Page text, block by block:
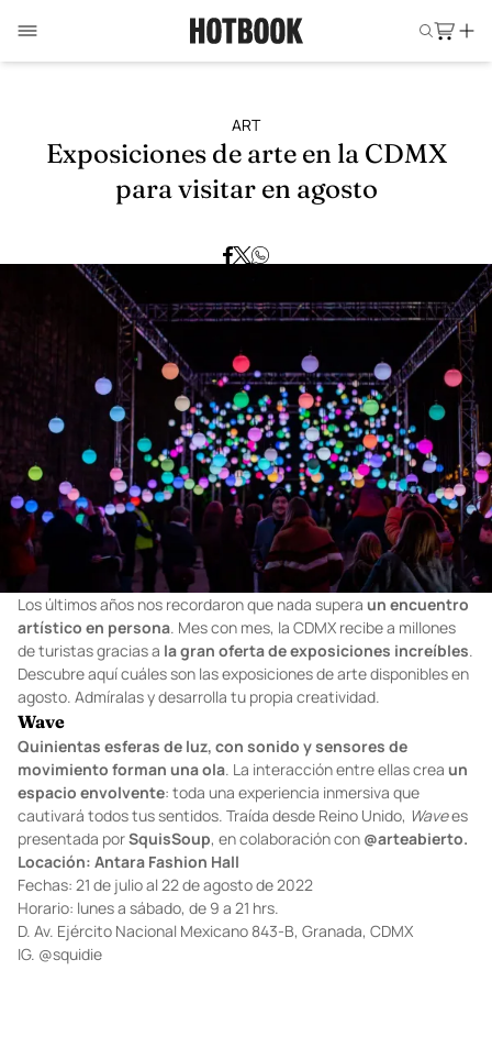
ART
Exposiciones de arte en la CDMX
para visitar en agosto
Los últimos años nos recordaron que nada supera un encuentro
artístico en persona. Mes con mes, la CDMX recibe a millones
de turistas gracias a la gran oferta de exposiciones increíbles.
Descubre aquí cuáles son las exposiciones de arte disponibles en
agosto. Admíralas y desarrolla tu propia creatividad.
Wave
Quinientas esferas de luz, con sonido y sensores de
movimiento forman una ola. La interacción entre ellas crea un
espacio envolvente: toda una experiencia inmersiva que
cautivará todos tus sentidos. Traída desde Reino Unido, Wavees
presentada porSquisSoup, en colaboración con @arteabierto.
Locación: Antara Fashion Hall
Fechas: 21 de julio al 22 de agosto de 2022
Horario: lunes a sábado, de 9 a 21 hrs.
D. Av. Ejército Nacional Mexicano 843-B, Granada, CDMX
IG. @squidie